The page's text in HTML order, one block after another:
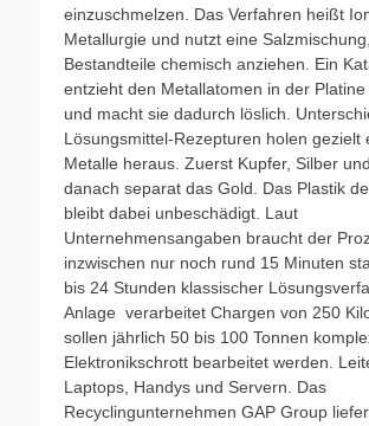
einzuschmelzen. Das Verfahren heißt
Metallurgie und nutzt eine
Bestandteile chemisch anziehen. Ein
entzieht den Metallatomen in der Platine
und macht sie dadurch löslich.
Lösungsmittel-Rezepturen holen gezielt
Metalle heraus. Zuerst Kupfer, Silber
danach separat das Gold. Das Plastik
bleibt dabei unbeschädigt. Laut
Unternehmensangaben braucht der
inzwischen nur noch rund 15 Minuten
bis 24 Stunden klassischer
Anlage verarbeitet Chargen von 250
sollen jährlich 50 bis 100 Tonnen
Elektronikschrott bearbeitet werden.
Laptops, Handys und Servern. Das
Recyclingunternehmen GAP Group